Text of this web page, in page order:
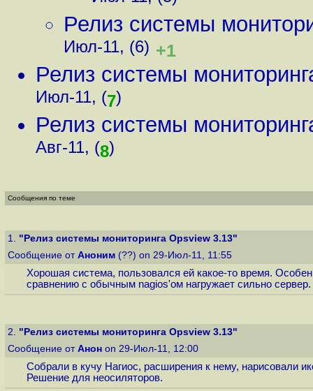
Релиз системы
Июл-11, (6) +1
Релиз системы
Июл-11, (7)
Релиз системы
Авг-11, (8)
Сообщения по теме
1. "Релиз системы мониторинга Opsview 3.13"
Сообщение от Аноним (??) on 29-Июл-11, 11:55
Хорошая система, пользовался ей какое-то время.
сравнению с обычным nagios'ом нагружает сильно
2. "Релиз системы мониторинга Opsview 3.13"
Сообщение от Анон on 29-Июл-11, 12:00
Собрали в кучу Нагиос, расширения к нему, нарисовали
Решение для неосиляторов.